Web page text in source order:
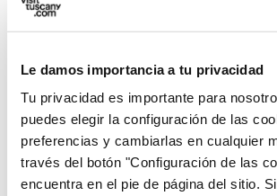
Le damos importancia a tu privacidad
Tu privacidad es importante para
puedes elegir la configuración de las
preferencias y cambiarlas en cualquier
través del botón "Configuración de las
encuentra en el pie de página del sitio.
directions Indicaciones
Informaciones